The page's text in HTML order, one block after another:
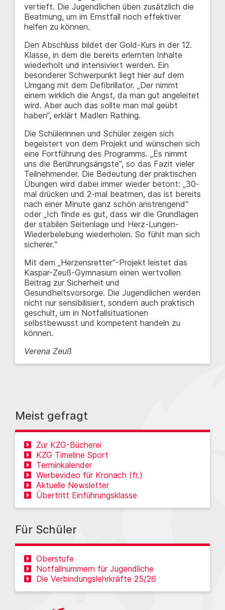
vertieft. Die Jugendlichen üben zusätzlich die
Beatmung, um im Ernstfall noch effektiver
helfen zu können.
Den Abschluss bildet der Gold-Kurs in der 12.
Klasse, in dem die bereits erlernten Inhalte
wiederholt und intensiviert werden. Ein
besonderer Schwerpunkt liegt hier auf dem
Umgang mit dem Defibrillator. „Der nimmt
einem wirklich die Angst, da man gut angeleitet
wird. Aber auch das sollte man mal geübt
haben“, erklärt Madlen Rathing.
Die Schülerinnen und Schüler zeigen sich
begeistert von dem Projekt und wünschen sich
eine Fortführung des Programms. „Es nimmt
uns die Berührungsängste“, so das Fazit vieler
Teilnehmender. Die Bedeutung der praktischen
Übungen wird dabei immer wieder betont: „30-
mal drücken und 2-mal beatmen, das ist bereits
nach einer Minute ganz schön anstrengend“
oder „Ich finde es gut, dass wir die Grundlagen
der stabilen Seitenlage und Herz-Lungen-
Wiederbelebung wiederholen. So fühlt man sich
sicherer.“
Mit dem „Herzensretter“-Projekt leistet das
Kaspar-Zeuß-Gymnasium einen wertvollen
Beitrag zur Sicherheit und
Gesundheitsvorsorge. Die Jugendlichen werden
nicht nur sensibilisiert, sondern auch praktisch
geschult, um in Notfallsituationen
selbstbewusst und kompetent handeln zu
können.
Verena Zeuß
Meist gefragt
Zur KZG-Bücherei
KZG Timeline Sport
Terminkalender
Werbevideo für Kronach (fr.)
Aktuelle Newsletter
Übertritt Einführungsklasse
Für Schüler
Oberstufe
Notfallnummern für Jugendliche
Die Verbindungslehrkräfte 25/26